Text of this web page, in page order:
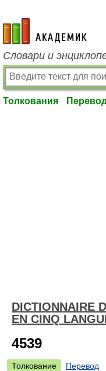
academic.ru
Словари и
Толкования
DICTIONNAIRE
EN CINQ
4539
Толкование
Перевод